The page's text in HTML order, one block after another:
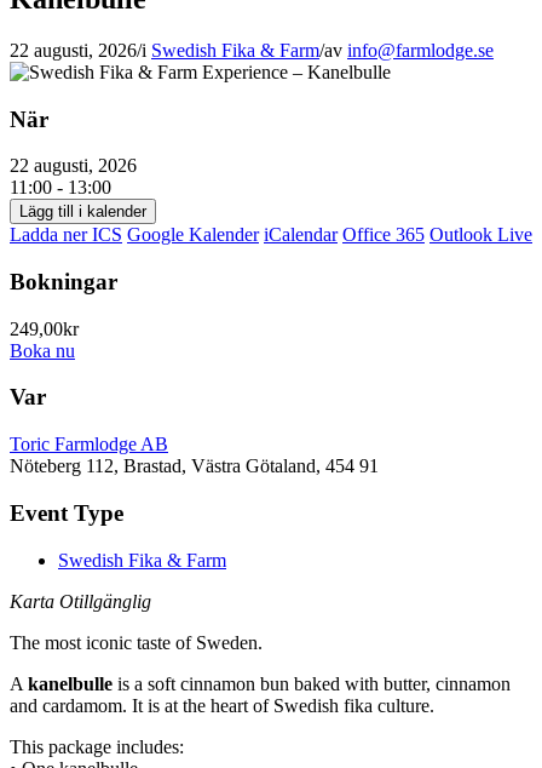
22 augusti, 2026/i Swedish Fika & Farm/av info@farmlodge.se
När
22 augusti, 2026
11:00 - 13:00
Lägg till i kalender
Ladda ner ICS Google Kalender iCalendar Office 365 Outlook Live
Bokningar
249,00kr
Boka nu
Var
Toric Farmlodge AB
Nöteberg 112, Brastad, Västra Götaland, 454 91
Event Type
Swedish Fika & Farm
Karta Otillgänglig
The most iconic taste of Sweden.
A kanelbulle is a soft cinnamon bun baked with butter, cinnamon
and cardamom. It is at the heart of Swedish fika culture.
This package includes: